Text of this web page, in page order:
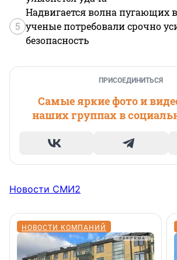
5
Надвигается волна пугающих
ученые потребовали срочно
безопасность
ПРИСОЕДИНИТЬСЯ
Самые яркие фото и
наших группах в
Новости СМИ2
НОВОСТИ КОМПАНИЙ